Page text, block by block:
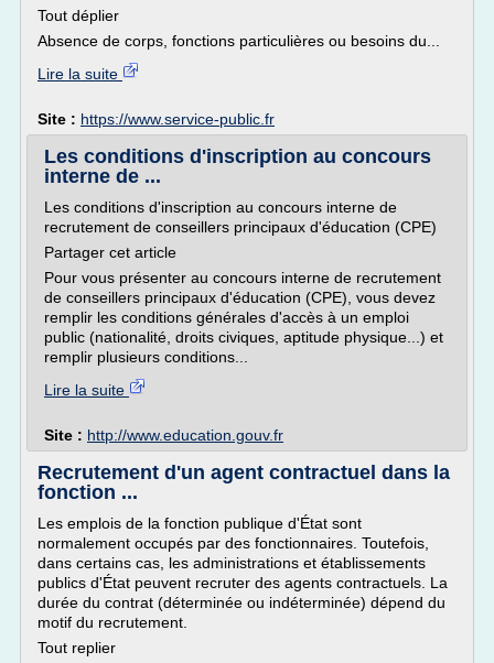
Tout déplier
Absence de corps, fonctions particulières ou besoins du...
Lire la suite
Site : https://www.service-public.fr
Les conditions d'inscription au concours
interne de ...
Les conditions d'inscription au concours interne de
recrutement de conseillers principaux d'éducation (CPE)
Partager cet article
Pour vous présenter au concours interne de recrutement
de conseillers principaux d'éducation (CPE), vous devez
remplir les conditions générales d'accès à un emploi
public (nationalité, droits civiques, aptitude physique...) et
remplir plusieurs conditions...
Lire la suite
Site : http://www.education.gouv.fr
Recrutement d'un agent contractuel dans la
fonction ...
Les emplois de la fonction publique d'État sont
normalement occupés par des fonctionnaires. Toutefois,
dans certains cas, les administrations et établissements
publics d'État peuvent recruter des agents contractuels. La
durée du contrat (déterminée ou indéterminée) dépend du
motif du recrutement.
Tout replier